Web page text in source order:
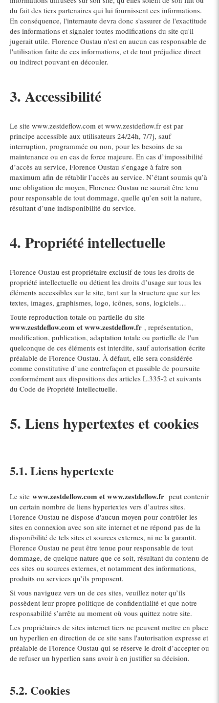
du fait des tiers partenaires qui lui fournissent ces informations.
En conséquence, l'internaute devra donc s'assurer de l'exactitude
des informations et signaler toutes modifications du site qu'il
jugerait utile. Florence Oustau n'est en aucun cas responsable de
l'utilisation faite de ces informations, et de tout préjudice direct
ou indirect pouvant en découler.
3. Accessibilité
Le site www.zestdeflow.com et www.zestdeflow.fr est par
principe accessible aux utilisateurs 24/24h, 7/7j, sauf
interruption, programmée ou non, pour les besoins de sa
maintenance ou en cas de force majeure. En cas d’impossibilité
d’accès au service, Florence Oustau s’engage à faire son
maximum afin de rétablir l’accès au service. N’étant soumis qu’à
une obligation de moyen, Florence Oustau ne saurait être tenu
pour responsable de tout dommage, quelle qu’en soit la nature,
résultant d’une indisponibilité du service.
4. Propriété intellectuelle
Florence Oustau est propriétaire exclusif de tous les droits de
propriété intellectuelle ou détient les droits d’usage sur tous les
éléments accessibles sur le site, tant sur la structure que sur les
textes, images, graphismes, logo, icônes, sons, logiciels…
Toute reproduction totale ou partielle du site
www.zestdeflow.com et www.zestdeflow.fr , représentation,
modification, publication, adaptation totale ou partielle de l'un
quelconque de ces éléments est interdite, sauf autorisation écrite
préalable de Florence Oustau. À défaut, elle sera considérée
comme constitutive d’une contrefaçon et passible de poursuite
conformément aux dispositions des articles L.335-2 et suivants
du Code de Propriété Intellectuelle.
5. Liens hypertextes et cookies
5.1. Liens hypertexte
Le site www.zestdeflow.com et www.zestdeflow.fr peut contenir
un certain nombre de liens hypertextes vers d’autres sites.
Florence Oustau ne dispose d'aucun moyen pour contrôler les
sites en connexion avec son site internet et ne répond pas de la
disponibilité de tels sites et sources externes, ni ne la garantit.
Florence Oustau ne peut être tenue pour responsable de tout
dommage, de quelque nature que ce soit, résultant du contenu de
ces sites ou sources externes, et notamment des informations,
produits ou services qu’ils proposent.
Si vous naviguez vers un de ces sites, veuillez noter qu’ils
possèdent leur propre politique de confidentialité et que notre
responsabilité s’arrête au moment où vous quittez notre site.
Les propriétaires de sites internet tiers ne peuvent mettre en place
un hyperlien en direction de ce site sans l'autorisation expresse et
préalable de Florence Oustau qui se réserve le droit d’accepter ou
de refuser un hyperlien sans avoir à en justifier sa décision.
5.2. Cookies